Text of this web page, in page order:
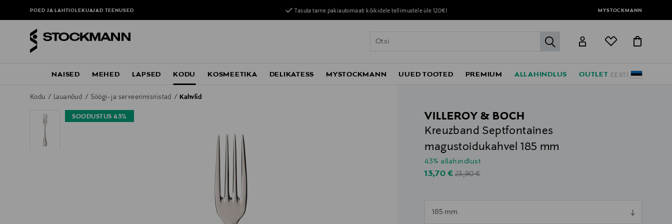
POED JA LAHTIOLEKUAJADTEENUSED Tasuta tarne pakiautomaati kõikidele tellimustele üle 120€! MYSTOCKMANN
label.header.go
EESTI
NAISED MEHED LAPSED KODU KOSMEETIKA DELIKATESS MYSTOCKMANN UUED TOOTED PREMIUM ALLAHINDLUS OUTLET
Kodu Lauanõud Söögi- ja serveerimisriistad Kahvlid
SOODUSTUS 43%
VILLEROY & BOCH
Kreuzband Septfontaines
magustoidukahvel 185 mm
43% allahindlust
Discounted Price
13,70 € Original Price
23,90 €
185 mm